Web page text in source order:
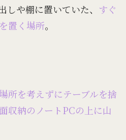
しや棚に置いていた、 すぐ
置く場所。
所を考えずにテーブルを捨
収納のノートPCの上に山